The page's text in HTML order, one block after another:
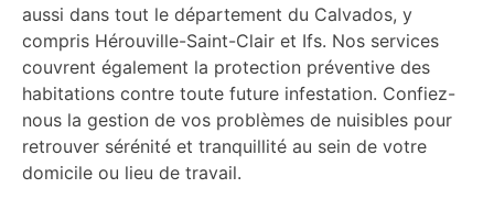
aussi dans tout le département du Calvados, y
compris Hérouville-Saint-Clair et Ifs. Nos services
couvrent également la protection préventive des
habitations contre toute future infestation. Confiez-
nous la gestion de vos problèmes de nuisibles pour
retrouver sérénité et tranquillité au sein de votre
domicile ou lieu de travail.